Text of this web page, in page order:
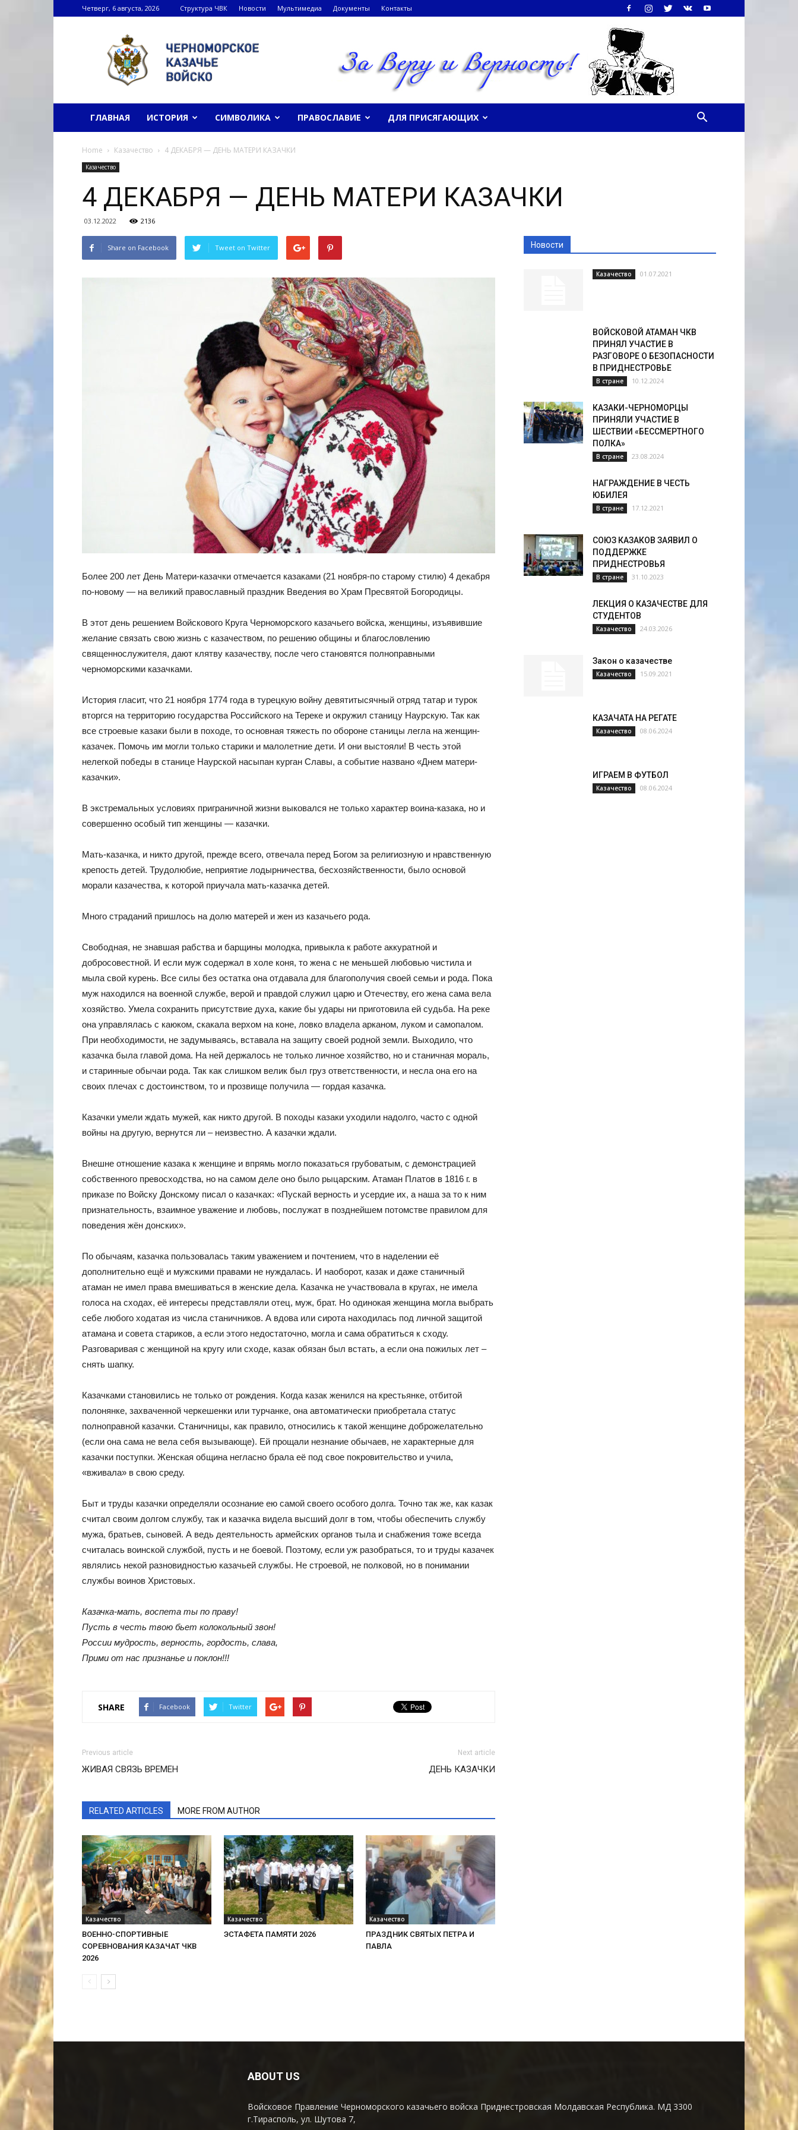
Четверг, 6 августа, 2026 Структура ЧВК Новости Мультимедиа Документы Контакты
Черноморское
казачье
войско
ГЛАВНАЯ ИСТОРИЯ СИМВОЛИКА ПРАВОСЛАВИЕ ДЛЯ ПРИСЯГАЮЩИХ
Home Казачество 4 ДЕКАБРЯ — ДЕНЬ МАТЕРИ КАЗАЧКИ
Казачество
4 ДЕКАБРЯ — ДЕНЬ МАТЕРИ КАЗАЧКИ
03.12.2022 2136
Share on Facebook Tweet on Twitter
Более 200 лет День Матери-казачки отмечается казаками (21 ноября-по старому стилю) 4 декабря
по-новому — на великий православный праздник Введения во Храм Пресвятой Богородицы.
В этот день решением Войскового Круга Черноморского казачьего войска, женщины, изъявившие
желание связать свою жизнь с казачеством, по решению общины и благословлению
священнослужителя, дают клятву казачеству, после чего становятся полноправными
черноморскими казачками.
История гласит, что 21 ноября 1774 года в турецкую войну девятитысячный отряд татар и турок
вторгся на территорию государства Российского на Тереке и окружил станицу Наурскую. Так как
все строевые казаки были в походе, то основная тяжесть по обороне станицы легла на женщин-
казачек. Помочь им могли только старики и малолетние дети. И они выстояли! В честь этой
нелегкой победы в станице Наурской насыпан курган Славы, а событие названо «Днем матери-
казачки».
В экстремальных условиях приграничной жизни выковался не только характер воина-казака, но и
совершенно особый тип женщины — казачки.
Мать-казачка, и никто другой, прежде всего, отвечала перед Богом за религиозную и нравственную
крепость детей. Трудолюбие, неприятие лодырничества, бесхозяйственности, было основой
морали казачества, к которой приучала мать-казачка детей.
Много страданий пришлось на долю матерей и жен из казачьего рода.
Свободная, не знавшая рабства и барщины молодка, привыкла к работе аккуратной и
добросовестной. И если муж содержал в холе коня, то жена с не меньшей любовью чистила и
мыла свой курень. Все силы без остатка она отдавала для благополучия своей семьи и рода. Пока
муж находился на военной службе, верой и правдой служил царю и Отечеству, его жена сама вела
хозяйство. Умела сохранить присутствие духа, какие бы удары ни приготовила ей судьба. На реке
она управлялась с каюком, скакала верхом на коне, ловко владела арканом, луком и самопалом.
При необходимости, не задумываясь, вставала на защиту своей родной земли. Выходило, что
казачка была главой дома. На ней держалось не только личное хозяйство, но и станичная мораль,
и старинные обычаи рода. Так как слишком велик был груз ответственности, и несла она его на
своих плечах с достоинством, то и прозвище получила — гордая казачка.
Казачки умели ждать мужей, как никто другой. В походы казаки уходили надолго, часто с одной
войны на другую, вернутся ли – неизвестно. А казачки ждали.
Внешне отношение казака к женщине и впрямь могло показаться грубоватым, с демонстрацией
собственного превосходства, но на самом деле оно было рыцарским. Атаман Платов в 1816 г. в
приказе по Войску Донскому писал о казачках: «Пускай верность и усердие их, а наша за то к ним
признательность, взаимное уважение и любовь, послужат в позднейшем потомстве правилом для
поведения жён донских».
По обычаям, казачка пользовалась таким уважением и почтением, что в наделении её
дополнительно ещё и мужскими правами не нуждалась. И наоборот, казак и даже станичный
атаман не имел права вмешиваться в женские дела. Казачка не участвовала в кругах, не имела
голоса на сходах, её интересы представляли отец, муж, брат. Но одинокая женщина могла выбрать
себе любого ходатая из числа станичников. А вдова или сирота находилась под личной защитой
атамана и совета стариков, а если этого недостаточно, могла и сама обратиться к сходу.
Разговаривая с женщиной на кругу или сходе, казак обязан был встать, а если она пожилых лет –
снять шапку.
Казачками становились не только от рождения. Когда казак женился на крестьянке, отбитой
полонянке, захваченной черкешенки или турчанке, она автоматически приобретала статус
полноправной казачки. Станичницы, как правило, относились к такой женщине доброжелательно
(если она сама не вела себя вызывающе). Ей прощали незнание обычаев, не характерные для
казачки поступки. Женская община негласно брала её под свое покровительство и учила,
«вживала» в свою среду.
Быт и труды казачки определяли осознание ею самой своего особого долга. Точно так же, как казак
считал своим долгом службу, так и казачка видела высший долг в том, чтобы обеспечить службу
мужа, братьев, сыновей. А ведь деятельность армейских органов тыла и снабжения тоже всегда
считалась воинской службой, пусть и не боевой. Поэтому, если уж разобраться, то и труды казачек
являлись некой разновидностью казачьей службы. Не строевой, не полковой, но в понимании
службы воинов Христовых.
Казачка-мать, воспета ты по праву!
Пусть в честь твою бьет колокольный звон!
России мудрость, верность, гордость, слава,
Прими от нас признанье и поклон!!!
SHARE Facebook Twitter
Previous article
ЖИВАЯ СВЯЗЬ ВРЕМЕН
Next article
ДЕНЬ КАЗАЧКИ
RELATED ARTICLES MORE FROM AUTHOR
Казачество
ВОЕННО-СПОРТИВНЫЕ
СОРЕВНОВАНИЯ КАЗАЧАТ ЧКВ
2026
Казачество
ЭСТАФЕТА ПАМЯТИ 2026
Казачество
ПРАЗДНИК СВЯТЫХ ПЕТРА И
ПАВЛА
Новости
Казачество 01.07.2021
ВОЙСКОВОЙ АТАМАН ЧКВ
ПРИНЯЛ УЧАСТИЕ В
РАЗГОВОРЕ О БЕЗОПАСНОСТИ
В ПРИДНЕСТРОВЬЕ
В стране 10.12.2024
КАЗАКИ-ЧЕРНОМОРЦЫ
ПРИНЯЛИ УЧАСТИЕ В
ШЕСТВИИ «БЕССМЕРТНОГО
ПОЛКА»
В стране 23.08.2024
НАГРАЖДЕНИЕ В ЧЕСТЬ
ЮБИЛЕЯ
В стране 17.12.2021
СОЮЗ КАЗАКОВ ЗАЯВИЛ О
ПОДДЕРЖКЕ
ПРИДНЕСТРОВЬЯ
В стране 31.10.2023
ЛЕКЦИЯ О КАЗАЧЕСТВЕ ДЛЯ
СТУДЕНТОВ
Казачество 24.03.2026
Закон о казачестве
Казачество 15.09.2021
КАЗАЧАТА НА РЕГАТЕ
Казачество 08.06.2024
ИГРАЕМ В ФУТБОЛ
Казачество 08.06.2024
ABOUT US
Войсковое Правление Черноморского казачьего войска Приднестровская Молдавская Республика. МД 3300
г.Тирасполь, ул. Шутова 7,